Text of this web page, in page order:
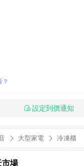
？
設定到價通知
大型家電 冷凍櫃
市場